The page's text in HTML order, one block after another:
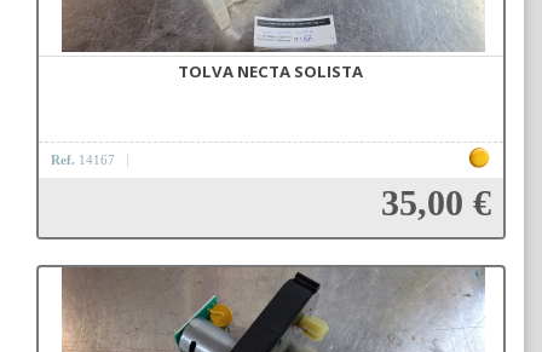
TOLVA NECTA SOLISTA
Ref. 14167
35,00 €
Añadir a la cesta